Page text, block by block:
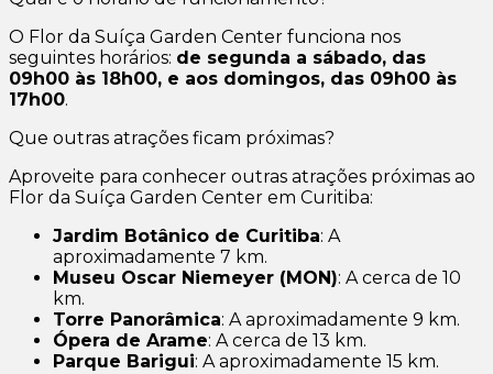
O Flor da Suíça Garden Center funciona nos
seguintes horários: de segunda a sábado, das
09h00 às 18h00, e aos domingos, das 09h00 às
17h00.
Que outras atrações ficam próximas?
Aproveite para conhecer outras atrações próximas ao
Flor da Suíça Garden Center em Curitiba:
Jardim Botânico de Curitiba: A
aproximadamente 7 km.
Museu Oscar Niemeyer (MON): A cerca de 10
km.
Torre Panorâmica: A aproximadamente 9 km.
Ópera de Arame: A cerca de 13 km.
Parque Barigui: A aproximadamente 15 km.